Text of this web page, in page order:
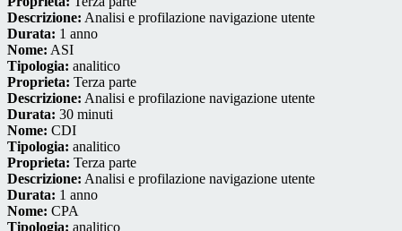
Descrizione: Analisi e profilazione navigazione utente
Durata: 1 anno
Nome: ASI
Tipologia: analitico
Proprieta: Terza parte
Descrizione: Analisi e profilazione navigazione utente
Durata: 30 minuti
Nome: CDI
Tipologia: analitico
Proprieta: Terza parte
Descrizione: Analisi e profilazione navigazione utente
Durata: 1 anno
Nome: CPA
Tipologia: analitico